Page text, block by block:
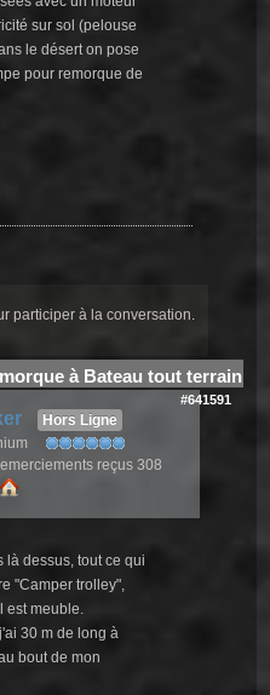
sur sol (pelouse
le désert on pose
pour remorque de
participer à la conversation.
à Bateau tout terrain
#641591
Hors Ligne
reçus 308
là dessus, tout ce qui
"Camper trolley",
est meuble.
30 m de long à
bout de mon